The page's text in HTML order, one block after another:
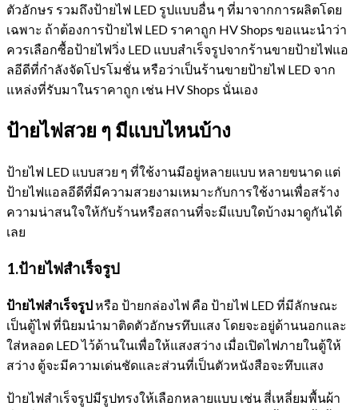
ตัวอักษร รวมถึงป้ายไฟ LED รูปแบบอื่น ๆ ที่มาจากการผลิตโดย
เฉพาะ ถ้าต้องการป้ายไฟ LED ราคาถูก HV Shops ขอแนะนำว่า
ควรเลือกซื้อป้ายไฟวิ่ง LED แบบสำเร็จรูปจากร้านขายป้ายไฟแอ
ลอีดีที่กำลังจัดโปรโมชั่น หรือว่าเป็นร้านขายป้ายไฟ LED จาก
แหล่งที่รับมาในราคาถูก เช่น HV Shops นั่นเอง
ป้ายไฟสวย ๆ มีแบบไหนบ้าง
ป้ายไฟ LED แบบสวย ๆ ที่ใช้งานมีอยู่หลายแบบ หลายขนาด แต่
ป้ายไฟแอลอีดีที่มีความสวยงามเหมาะกับการใช้งานเพื่อสร้าง
ความน่าสนใจให้กับร้านหรือสถานที่จะมีแบบใดบ้างมาดูกันได้
เลย
1.ป้ายไฟสำเร็จรูป
ป้ายไฟสำเร็จรูปหรือ ป้ายกล่องไฟ คือ ป้ายไฟ LED ที่มีลักษณะ
เป็นตู้ไฟ ที่นิยมนำมาติดตัวอักษรทึบแสง โดยจะอยู่ด้านนอกและ
ใส่หลอด LED ไว้ด้านในเพื่อให้แสงสว่าง เมื่อเปิดไฟภายในตู้ให้
สว่าง ตู้จะมีความเด่นชัดและส่วนที่เป็นตัวหนังสือจะทึบแสง
ป้ายไฟสำเร็จรูปมีรูปทรงให้เลือกหลายแบบ เช่น สี่เหลี่ยมพื้นผ้า